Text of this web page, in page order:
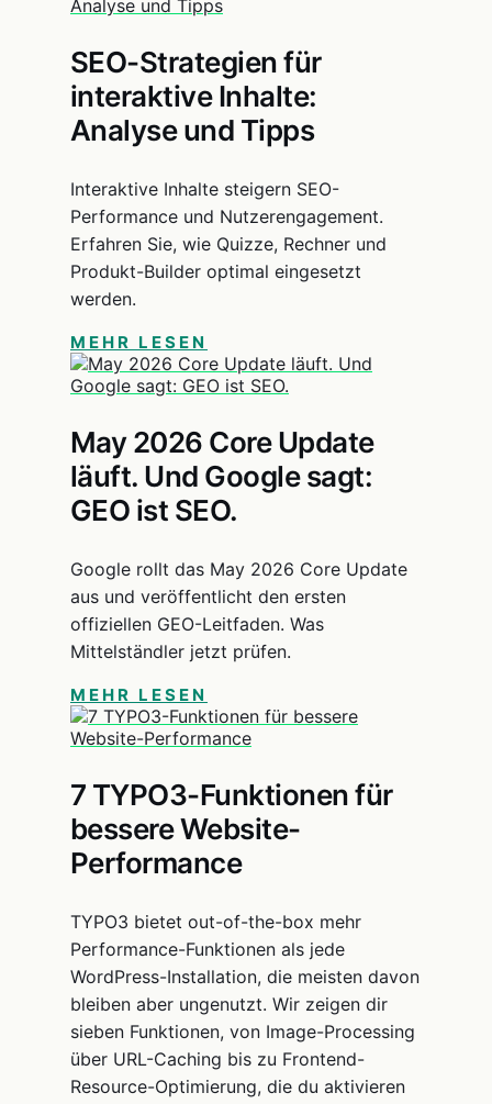
SEO-Strategien für
interaktive Inhalte:
Analyse und Tipps
Interaktive Inhalte steigern SEO-
Performance und Nutzerengagement.
Erfahren Sie, wie Quizze, Rechner und
Produkt-Builder optimal eingesetzt
werden.
MEHR LESEN
May 2026 Core Update
läuft. Und Google sagt:
GEO ist SEO.
Google rollt das May 2026 Core Update
aus und veröffentlicht den ersten
offiziellen GEO-Leitfaden. Was
Mittelständler jetzt prüfen.
MEHR LESEN
7 TYPO3-Funktionen für
bessere Website-
Performance
TYPO3 bietet out-of-the-box mehr
Performance-Funktionen als jede
WordPress-Installation, die meisten davon
bleiben aber ungenutzt. Wir zeigen dir
sieben Funktionen, von Image-Processing
über URL-Caching bis zu Frontend-
Resource-Optimierung, die du aktivieren